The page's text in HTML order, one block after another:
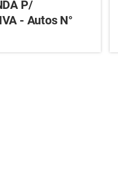
P/
- Autos N°